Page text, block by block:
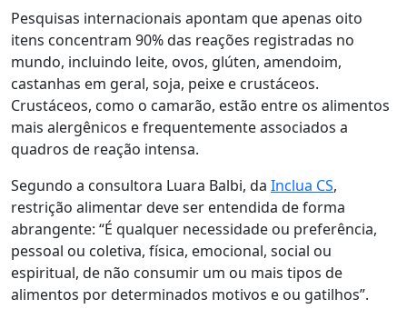
Pesquisas internacionais apontam que apenas oito
itens concentram 90% das reações registradas no
mundo, incluindo leite, ovos, glúten, amendoim,
castanhas em geral, soja, peixe e crustáceos.
Crustáceos, como o camarão, estão entre os alimentos
mais alergênicos e frequentemente associados a
quadros de reação intensa.
Segundo a consultora Luara Balbi, da Inclua CS,
restrição alimentar deve ser entendida de forma
abrangente: “É qualquer necessidade ou preferência,
pessoal ou coletiva, física, emocional, social ou
espiritual, de não consumir um ou mais tipos de
alimentos por determinados motivos e ou gatilhos”.